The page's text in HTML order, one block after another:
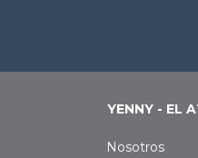
YENNY - EL
Nosotros